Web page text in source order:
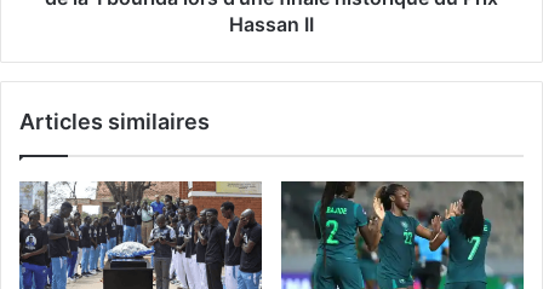
finale
du
II
Hassan II
Articles similaires